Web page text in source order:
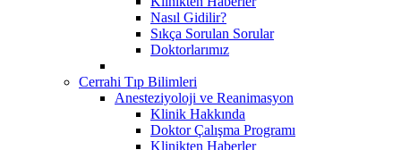
Nasıl Gidilir?
Sıkça Sorulan Sorular
Doktorlarımız
Cerrahi Tıp Bilimleri
Anesteziyoloji ve Reanimasyon
Klinik Hakkında
Doktor Çalışma Programı
Klinikten Haberler